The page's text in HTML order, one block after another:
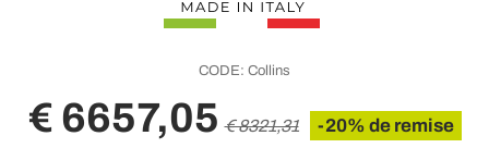
CODE: Collins
€ 6657,05 € 8321,31 -20% de remise